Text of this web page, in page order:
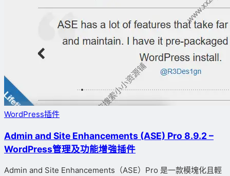
WordPress插件
Admin and Site Enhancements (ASE) Pro 8.9.2 –
WordPress管理及功能增強插件
Admin and Site Enhancements（ASE）Pro 是一款模塊化且輕